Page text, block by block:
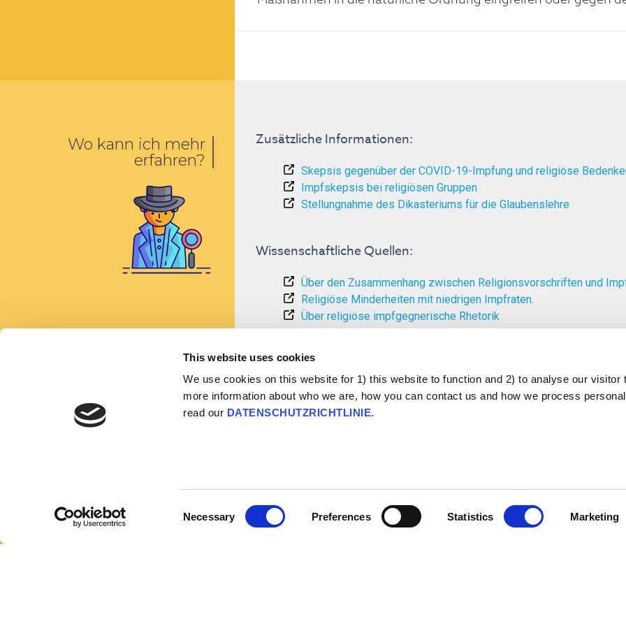
This website uses cookies
We use cookies on this website for 1) this website to function and 2) to analyse our visitor
more information about who we are, how you can contact us and how we process
read our DATENSCHUTZRICHTLINIE.
Selection
Necessary Preferences Statistics Marketing
Wo kann ich mehr
erfahren?
Zusätzliche Informationen:
Skepsis gegenüber der COVID-19-Impfung und religiöse
Impfskepsis bei religiösen Gruppen
Stellungnahme des Dikasteriums für die Glaubenslehre
Wissenschaftliche Quellen:
Über den Zusammenhang zwischen Religionsvorschriften und
Religiöse Minderheiten mit niedrigen Impfraten.
Über religiöse impfgegnerische Rhetorik